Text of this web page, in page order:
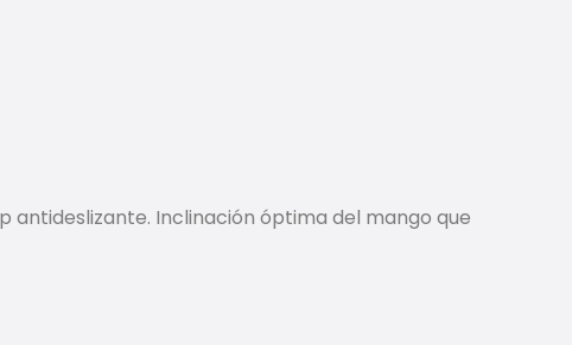
Inclinación óptima del mango que